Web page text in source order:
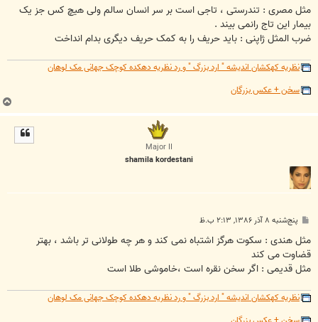
ت
مثل مصری : تندرستی ، تاجی است بر سر انسان سالم ولی هیچ کس جز یک
بیمار این تاج رانمی بیند .
ضرب المثل ژاپنی : باید حریف را به کمک حریف دیگری بدام انداخت
نظریه کهکشان اندیشه " ارد بزرگ " و رد نظریه دهکده کوچک جهانی مک لوهان
سخن + عکس بزرگان
ب
ا
Major II
shamila kordestani
پ
ت
پنج‌شنبه ۸ آذر ۱۳۸۶, ۲:۱۳ ب.ظ
مثل هندی : سکوت هرگز اشتباه نمی کند و هر چه طولانی تر باشد ، بهتر
قضاوت می کند
مثل قدیمی : اگر سخن نقره است ،خاموشی طلا است
نظریه کهکشان اندیشه " ارد بزرگ " و رد نظریه دهکده کوچک جهانی مک لوهان